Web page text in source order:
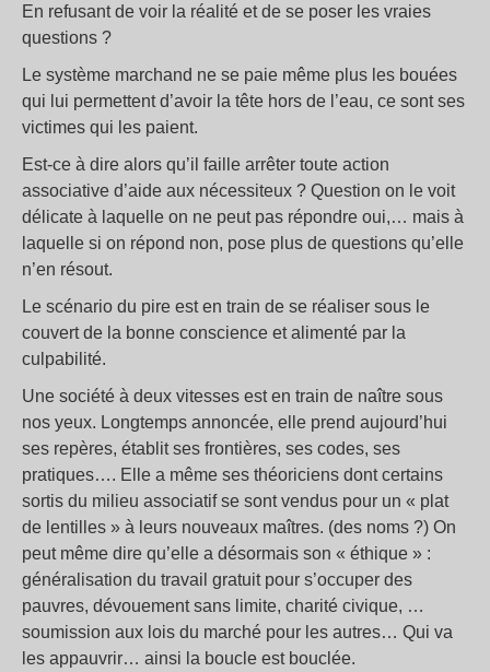
En refusant de voir la réalité et de se poser les vraies
questions ?
Le système marchand ne se paie même plus les bouées
qui lui permettent d’avoir la tête hors de l’eau, ce sont ses
victimes qui les paient.
Est-ce à dire alors qu’il faille arrêter toute action
associative d’aide aux nécessiteux ? Question on le voit
délicate à laquelle on ne peut pas répondre oui,… mais à
laquelle si on répond non, pose plus de questions qu’elle
n’en résout.
Le scénario du pire est en train de se réaliser sous le
couvert de la bonne conscience et alimenté par la
culpabilité.
Une société à deux vitesses est en train de naître sous
nos yeux. Longtemps annoncée, elle prend aujourd’hui
ses repères, établit ses frontières, ses codes, ses
pratiques…. Elle a même ses théoriciens dont certains
sortis du milieu associatif se sont vendus pour un « plat
de lentilles » à leurs nouveaux maîtres. (des noms ?) On
peut même dire qu’elle a désormais son « éthique » :
généralisation du travail gratuit pour s’occuper des
pauvres, dévouement sans limite, charité civique, …
soumission aux lois du marché pour les autres… Qui va
les appauvrir… ainsi la boucle est bouclée.